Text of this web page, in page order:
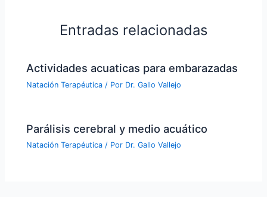
Entradas relacionadas
Actividades acuaticas para embarazadas
Natación Terapéutica / Por Dr. Gallo Vallejo
Parálisis cerebral y medio acuático
Natación Terapéutica / Por Dr. Gallo Vallejo